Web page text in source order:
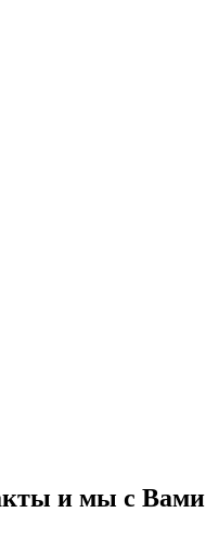
и мы с Вами